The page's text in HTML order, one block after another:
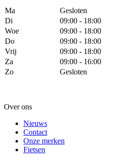
Ma
Gesloten
Di
09:00 - 18:00
Woe
09:00 - 18:00
Do
09:00 - 18:00
Vrij
09:00 - 18:00
Za
09:00 - 16:00
Zo
Gesloten
Over ons
Nieuws
Contact
Onze merken
Fietsen